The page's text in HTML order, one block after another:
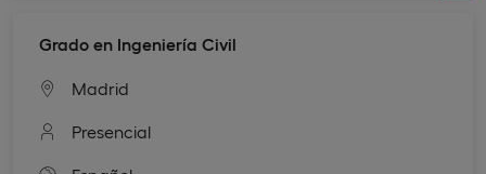
Grado en Ingeniería Civil
Madrid
Presencial